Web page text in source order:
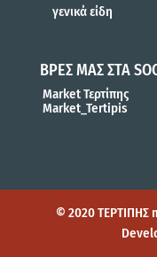
γενικά είδη
ΒΡΕΣ ΜΑΣ ΣΤΑ
Market Τερτίπης
Market_Tertipis
© 2020